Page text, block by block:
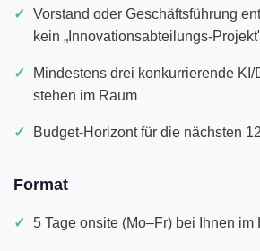
Vorstand oder Geschäftsführung
kein „Innovationsabteilungs-
Mindestens drei konkurrierende
stehen im Raum
Budget-Horizont für die nächsten
Format
5 Tage onsite (Mo–Fr) bei Ihnen im